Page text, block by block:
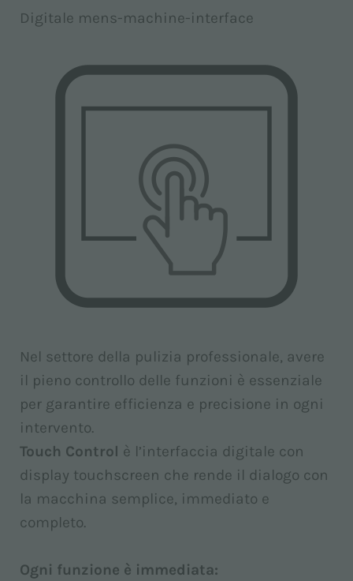
Digitale mens-machine-interface
Nel settore della pulizia professionale, avere
il pieno controllo delle funzioni è essenziale
per garantire efficienza e precisione in ogni
intervento.
Touch Control è l’interfaccia digitale con
display touchscreen che rende il dialogo con
la macchina semplice, immediato e
completo.
Ogni funzione è immediata: